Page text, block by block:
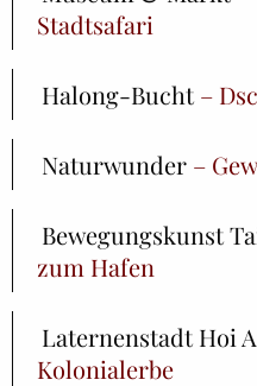
Stadtsafari
Halong-Bucht–
Naturwunder –
Bewegungskunst
zum Hafen
Laternenstadt Hoi
Kolonialerbe